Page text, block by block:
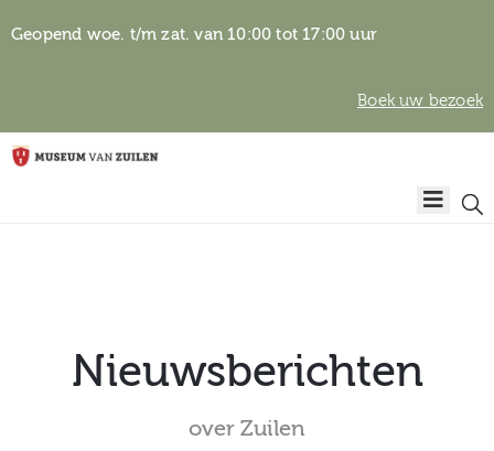
Geopend woe. t/m zat. van 10:00 tot 17:00 uur
Boek uw bezoek
Home
Nieuwsberichten
over Zuilen
Algemene